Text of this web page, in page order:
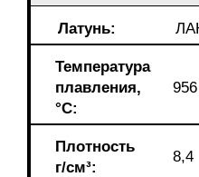
Латунь:
Температура
плавления,
°С:
956
Плотность
г/см³:
8,4